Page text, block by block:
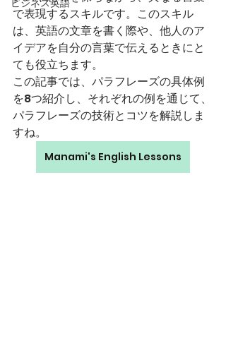
ビジネス英語
で表現するスキルです。このスキル
は、英語の文章を書く際や、他人のア
イデアを自分の言葉で伝えるときにと
ても役立ちます。
この記事では、パラフレーズの具体例
を8つ紹介し、それぞれの例を通じて、
パラフレーズの技術とコツを解説しま
すね。
Manami's English Lessons